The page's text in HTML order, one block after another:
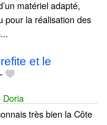
matériel adapté,
pour la réalisation des
et le
Doria
très bien la Côte